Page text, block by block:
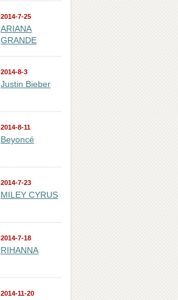
2014-7-25
ARIANA
GRANDE
2014-8-3
Justin Bieber
2014-8-11
Beyoncé
2014-7-23
MILEY CYRUS
2014-7-18
RIHANNA
2014-11-20